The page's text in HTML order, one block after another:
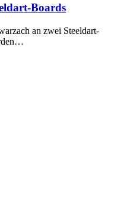
Boards
an zwei Steeldart-